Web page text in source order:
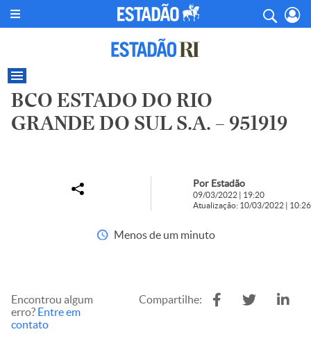
BCO ESTADO DO RIO
GRANDE DO SUL S.A. – 951919
Por Estadão
09/03/2022 | 19:20
Atualização: 10/03/2022 | 10:26
Menos de um minuto
Encontrou algum
erro? Entre em
contato
Compartilhe: